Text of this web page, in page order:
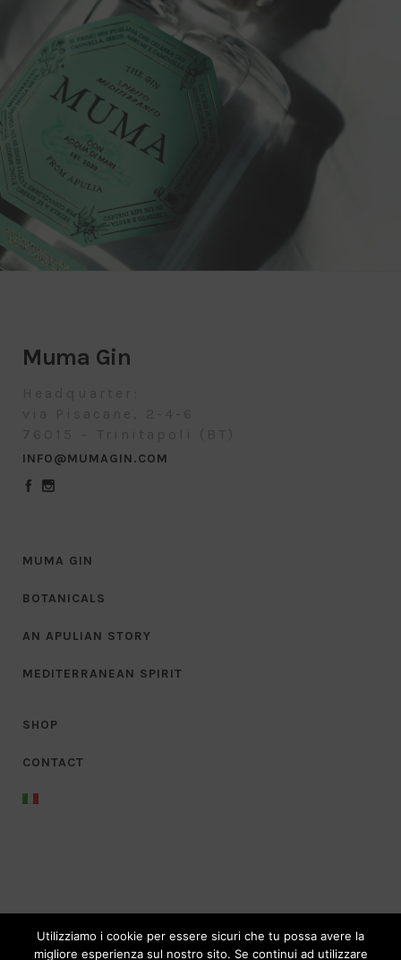
Muma Gin
INFO@MUMAGIN.COM
MUMA GIN
BOTANICALS
AN APULIAN STORY
MEDITERRANEAN SPIRIT
SHOP
CONTACT
© Copyright Muma Srl – P.Iva 04290350711
Utilizziamo i cookie per essere sicuri che tu possa avere la
migliore esperienza sul nostro sito. Se continui ad utilizzare